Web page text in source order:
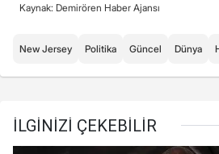
Kaynak: Demirören Haber Ajansı
New Jersey Politika Güncel Dünya